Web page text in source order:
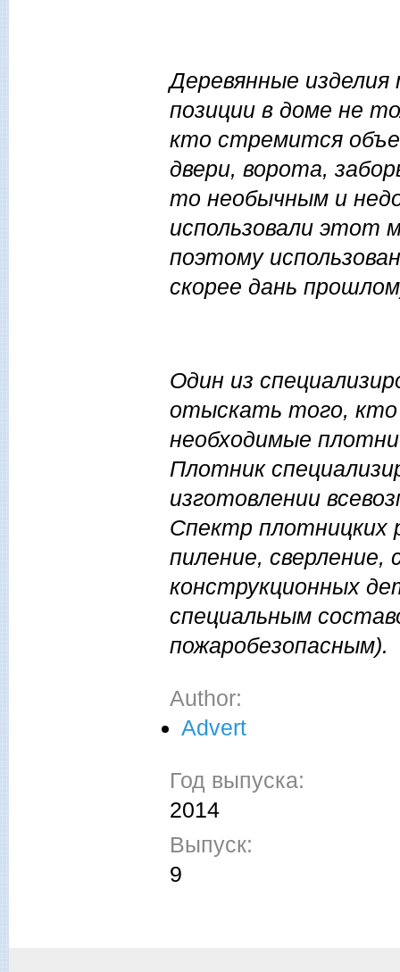
Деревянные
позиции в доме не
кто стремится
двери, ворота,
то необычным и
использовали этот
поэтому
скорее дань
Один из
отыскать того, кто
необходимые
Плотник
изготовлении
Спектр плотницких
пиление,
конструкционных
специальным
пожаробезопасным).
Author:
Advert
Год выпуска:
2014
Выпуск:
9